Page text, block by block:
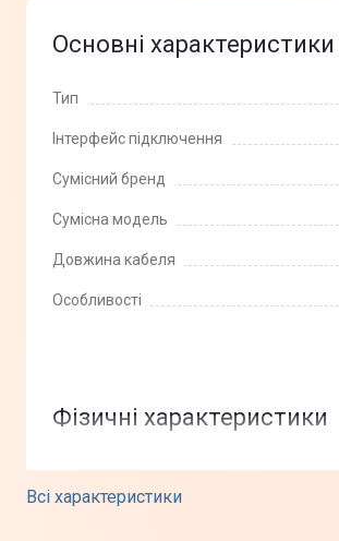
Всі характеристики
Основні характеристики
Тип
Інтерфейс підключення
Сумісний бренд
Сумісна модель
Довжина кабеля
Особливості
Фізичні характеристики
Колір
Матеріал